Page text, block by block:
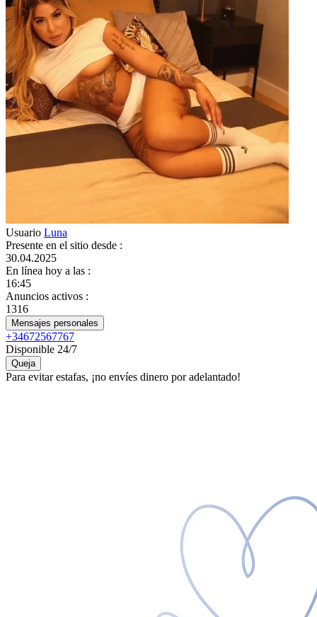
Usuario Luna
Presente en el sitio desde :
30.04.2025
En línea hoy a las :
16:45
Anuncios activos :
1316
Mensajes personales
+34672567767
Disponible 24/7
Queja
Para evitar estafas, ¡no envíes dinero por adelantado!